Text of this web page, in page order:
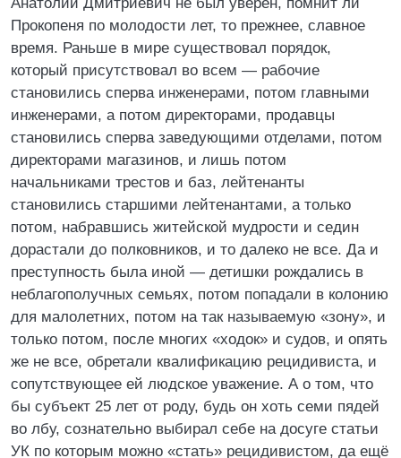
Прокопеня по молодости лет, то прежнее, славное
время. Раньше в мире существовал порядок,
который присутствовал во всем — рабочие
становились сперва инженерами, потом главными
инженерами, а потом директорами, продавцы
становились сперва заведующими отделами, потом
директорами магазинов, и лишь потом
начальниками трестов и баз, лейтенанты
становились старшими лейтенантами, а только
потом, набравшись житейской мудрости и седин
дорастали до полковников, и то далеко не все. Да и
преступность была иной — детишки рождались в
неблагополучных семьях, потом попадали в колонию
для малолетних, потом на так называемую «зону», и
только потом, после многих «ходок» и судов, и опять
же не все, обретали квалификацию рецидивиста, и
сопутствующее ей людское уважение. А о том, что
бы субъект 25 лет от роду, будь он хоть семи пядей
во лбу, сознательно выбирал себе на досуге статьи
УК по которым можно «стать» рецидивистом, да ещё